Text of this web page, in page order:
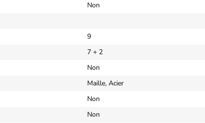
Non
9
7 + 2
Non
Maille, Acier
Non
Non